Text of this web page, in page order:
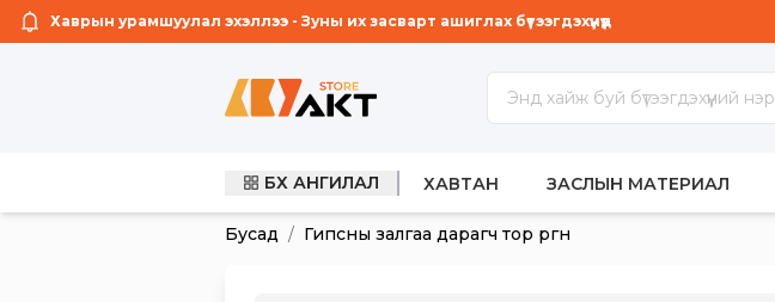
Хаврын урамшуулал эхэллээ - Зуны их засварт ашиглах бүтээгдэхүүнүүд
БҮХ АНГИЛАЛ ХАВТАН ЗАСЛЫН МАТЕРИАЛ
ГЭРЭЛТ САМБАР
Бусад / Гипсны залгаа дарагч тор өргөн